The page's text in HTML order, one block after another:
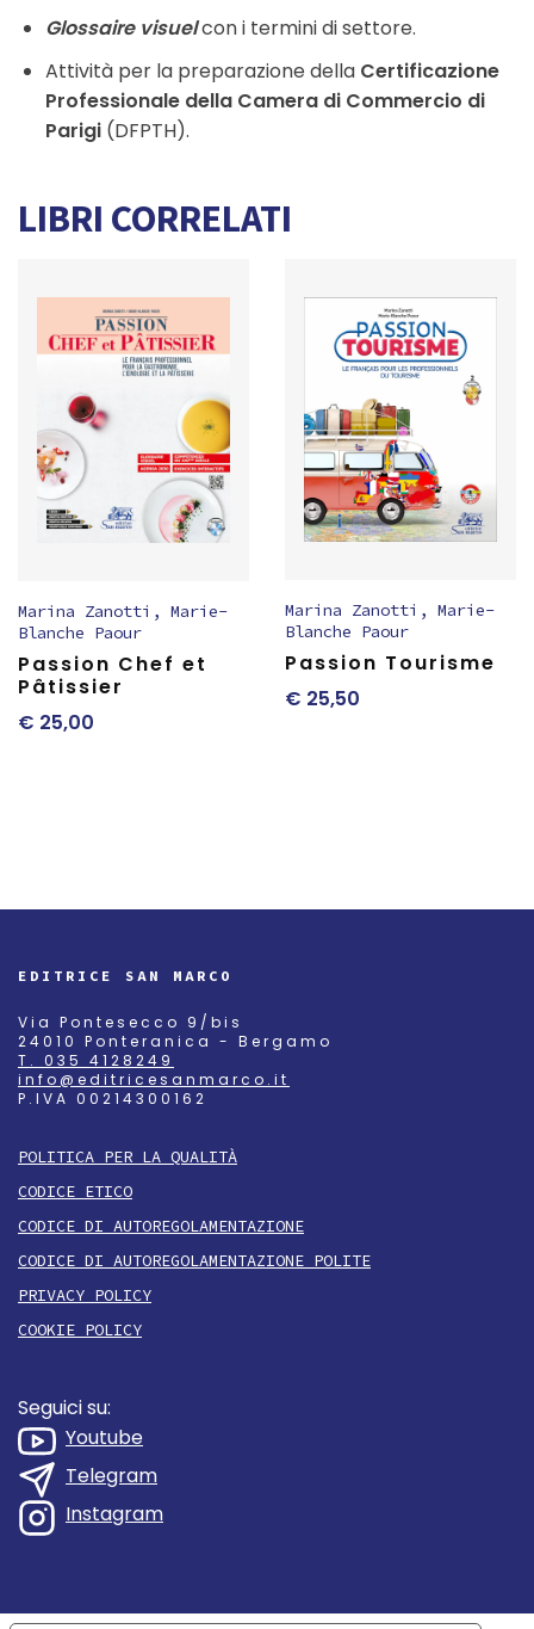
Glossaire visuelcon i termini di settore.
Attività per la preparazione della Certificazione
Professionale della Camera di Commercio di
Parigi (DFPTH).
LIBRI CORRELATI
Marina Zanotti , Marie-
Blanche Paour
Passion Chef et
Pâtissier
€ 25,00
Marina Zanotti , Marie-
Blanche Paour
Passion Tourisme
€ 25,50
EDITRICE SAN MARCO
Via Pontesecco 9/bis
24010 Ponteranica - Bergamo
T. 035 4128249
info@editricesanmarco.it
P.IVA 00214300162
POLITICA PER LA QUALITÀ
CODICE ETICO
CODICE DI AUTOREGOLAMENTAZIONE
CODICE DI AUTOREGOLAMENTAZIONE POLITE
PRIVACY POLICY
COOKIE POLICY
Seguici su:
Youtube
Telegram
Instagram